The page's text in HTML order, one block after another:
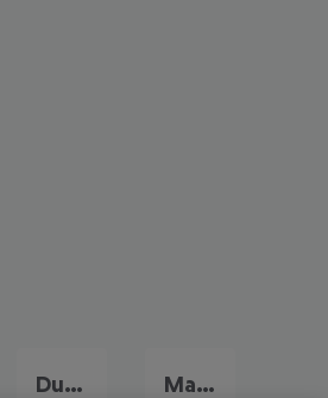
Dubai Flug & Hotel Marokko Flug & Hotel